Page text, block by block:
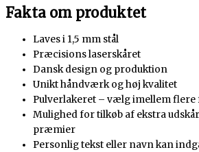
Fakta om produktet
Laves i 1,5 mm stål
Præcisions laserskåret
Dansk design og produktion
Unikt håndværk og høj kvalitet
Pulverlakeret – vælg imellem flere
Mulighed for tilkøb af ekstra
præmier
Personlig tekst eller navn kan